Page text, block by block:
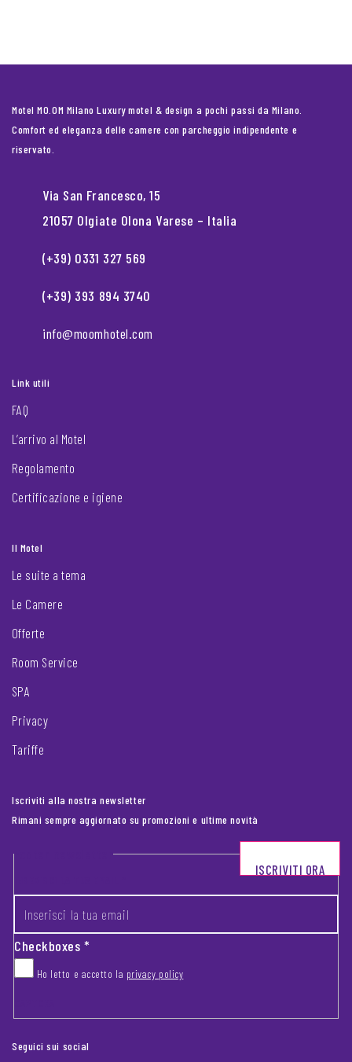
Motel MO.OM Milano Luxury motel & design a pochi passi da Milano.
Comfort ed eleganza delle camere con parcheggio indipendente e
riservato.
Via San Francesco, 15
21057 Olgiate Olona Varese – Italia
(+39) 0331 327 569
(+39) 393 894 3740
info@moomhotel.com
Link utili
FAQ
L’arrivo al Motel
Regolamento
Certificazione e igiene
Il Motel
Le suite a tema
Le Camere
Offerte
Room Service
SPA
Privacy
Tariffe
Iscriviti alla nostra newsletter
Rimani sempre aggiornato su promozioni e ultime novità
Footer newsletter
Checkboxes*
Ho letto e accetto la privacy policy
ISCRIVITI ORA
Seguici sui social